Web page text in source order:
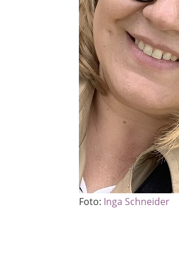
Foto: Inga Schneider